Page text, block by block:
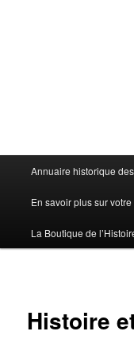
Menu
principal
Annuaire historique
En savoir plus sur
La Boutique de
Histoire